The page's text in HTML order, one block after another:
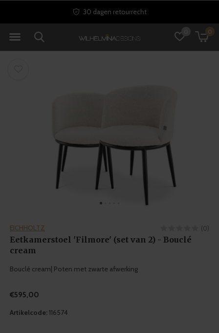
0
30 dagen retourrecht
EICHHOLTZ (0)
Eetkamerstoel 'Filmore' (set van 2) - Bouclé
cream
Bouclé cream| Poten met zwarte afwerking
€595,00
Artikelcode:116574